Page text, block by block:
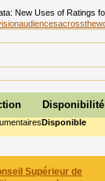
New Uses of Ratings
Disponibilité
Disponible
Supérieur de